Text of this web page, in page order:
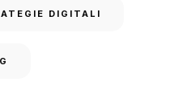
DIGITALI